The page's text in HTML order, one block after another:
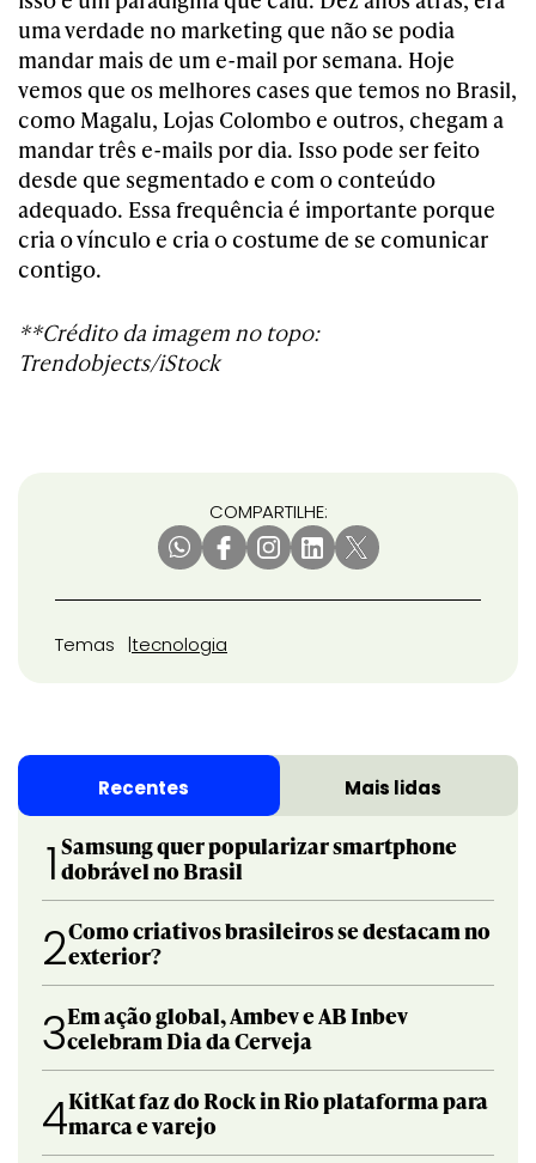
uma verdade no marketing que não se podia
mandar mais de um e-mail por semana. Hoje
vemos que os melhores cases que temos no Brasil,
como Magalu, Lojas Colombo e outros, chegam a
mandar três e-mails por dia. Isso pode ser feito
desde que segmentado e com o conteúdo
adequado. Essa frequência é importante porque
cria o vínculo e cria o costume de se comunicar
contigo.
**Crédito da imagem no topo:
Trendobjects/iStock
COMPARTILHE:
Temas tecnologia
Recentes Mais lidas
1 Samsung quer popularizar smartphone
dobrável no Brasil
2Como criativos brasileiros se destacam no
exterior?
3Em ação global, Ambev e AB Inbev
celebram Dia da Cerveja
4KitKat faz do Rock in Rio plataforma para
marca e varejo